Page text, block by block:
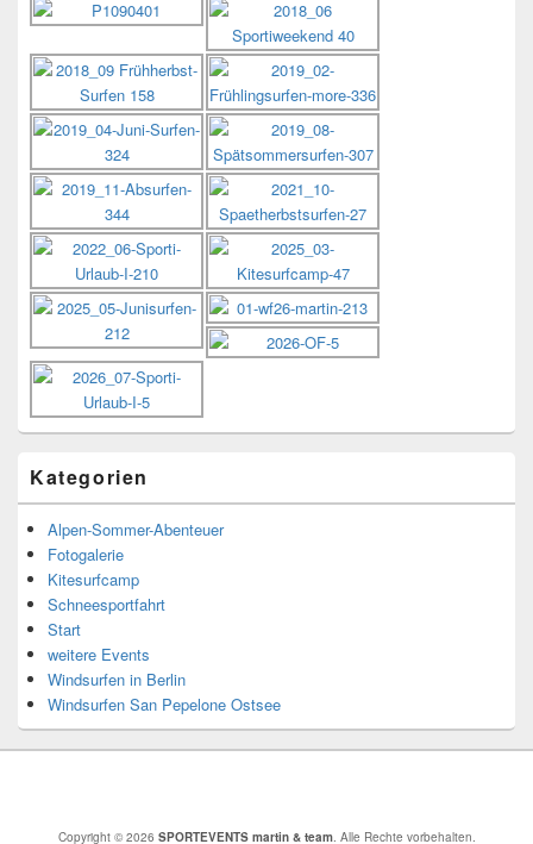
Kategorien
Alpen-Sommer-Abenteuer
Fotogalerie
Kitesurfcamp
Schneesportfahrt
Start
weitere Events
Windsurfen in Berlin
Windsurfen San Pepelone Ostsee
Copyright © 2026 SPORTEVENTS martin & team. Alle Rechte vorbehalten.